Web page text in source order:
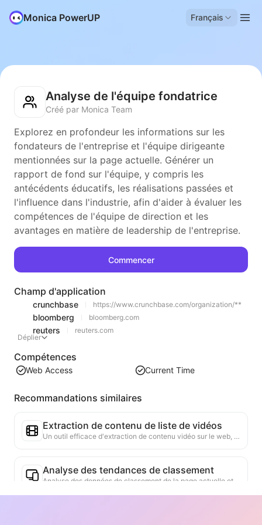
Monica PowerUP Français
Analyse de l'équipe fondatrice
Créé par Monica Team
Explorez en profondeur les informations sur les
fondateurs de l'entreprise et l'équipe dirigeante
mentionnées sur la page actuelle. Générer un
rapport de fond sur l'équipe, y compris les
antécédents éducatifs, les réalisations passées et
l'influence dans l'industrie, afin d'aider à évaluer les
compétences de l'équipe de direction et les
avantages en matière de leadership de l'entreprise.
Commencer
Champ d'application
crunchbase https://www.crunchbase.com/organization/**
bloomberg bloomberg.com
reuters
reuters.com
Déplier
Compétences
Web Access Current Time
Recommandations similaires
Extraction de contenu de liste de vidéos
Un outil efficace d'extraction de contenu vidéo sur le web, capable de scanner rapidement les pages et d'organiser les informations vidéo dans un tableau Markdown structuré.
Analyse des tendances de classement